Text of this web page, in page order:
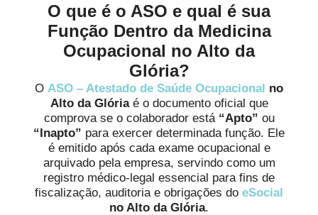
O que é o ASO e qual é sua
Função Dentro da Medicina
Ocupacional no Alto da
Glória?
O ASO – Atestado de Saúde Ocupacional no
Alto da Glóriaé o documento oficial que
comprova se o colaborador está “Apto” ou
“Inapto” para exercer determinada função. Ele
é emitido após cada exame ocupacional e
arquivado pela empresa, servindo como um
registro médico-legal essencial para fins de
fiscalização, auditoria e obrigações do eSocial
no Alto da Glória.